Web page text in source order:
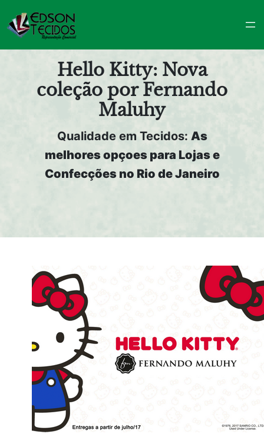
Pular
para
o
Hello Kitty: Nova
coleção por Fernando
Maluhy
Qualidade em Tecidos: As
melhores opçoes para Lojas e
Confecções no Rio de Janeiro